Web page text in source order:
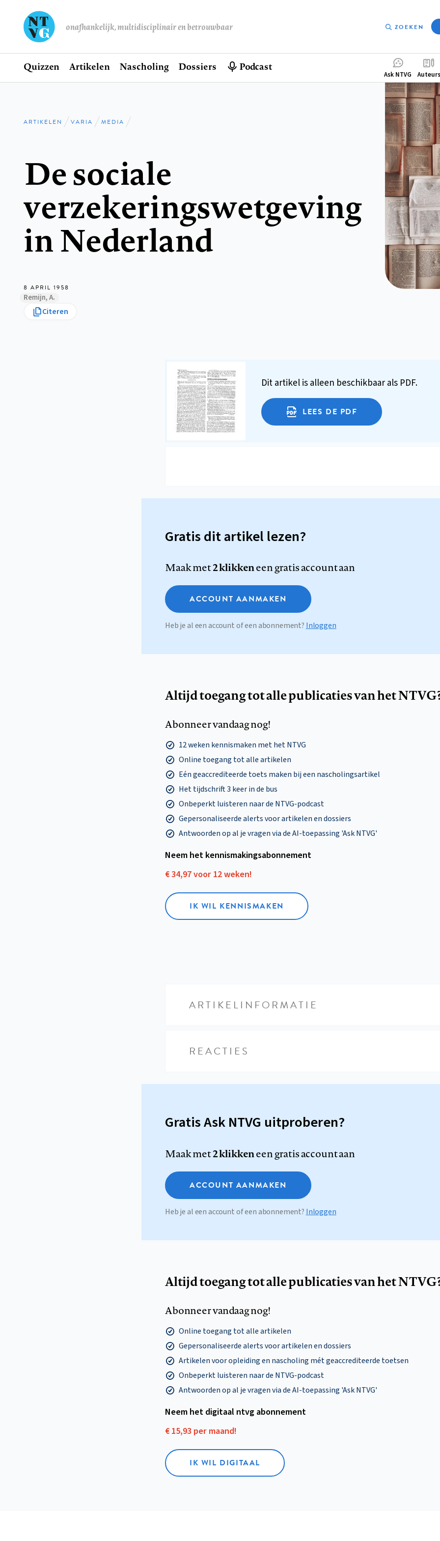
onafhankelijk, multidisciplinair en betrouwbaar ZOEKEN
Hoofdnavigatie
Home
Quizzen Artikelen Nascholing Dossiers Podcast
menu
Ask NTVG Auteurs
Kruimelpad
ARTIKELEN VARIA MEDIA
De sociale
verzekeringswetgeving
in Nederland
8 APRIL 1958
Remijn, A.
Citeren
Dit artikel is alleen beschikbaar als PDF.
LEES DE PDF
Gratis dit artikel lezen?
Maak met2 klikkeneen gratis account aan
ACCOUNT AANMAKEN
Heb je al een account of een abonnement? Inloggen
Altijd toegang tot alle publicaties van het
Abonneer vandaag nog!
12 weken kennismaken met het NTVG
Online toegang tot alle artikelen
Eén geaccrediteerde toets maken bij een nascholingsartikel
Het tijdschrift 3 keer in de bus
Onbeperkt luisteren naar de NTVG-podcast
Gepersonaliseerde alerts voor artikelen en dossiers
Antwoorden op al je vragen via de AI-toepassing 'Ask NTVG'
Neem het kennismakings­abonnement
€ 34,97 voor 12 weken!
IK WIL KENNISMAKEN
ARTIKELINFORMATIE
REACTIES
Gratis Ask NTVG uitproberen?
Maak met2 klikkeneen gratis account aan
ACCOUNT AANMAKEN
Heb je al een account of een abonnement? Inloggen
Altijd toegang tot alle publicaties van het
Abonneer vandaag nog!
Online toegang tot alle artikelen
Gepersonaliseerde alerts voor artikelen en dossiers
Artikelen voor opleiding en nascholing mét geaccrediteerde toetsen
Onbeperkt luisteren naar de NTVG-podcast
Antwoorden op al je vragen via de AI-toepassing 'Ask NTVG'
Neem het digitaal ntvg abonnement
€ 15,93 per maand!
IK WIL DIGITAAL